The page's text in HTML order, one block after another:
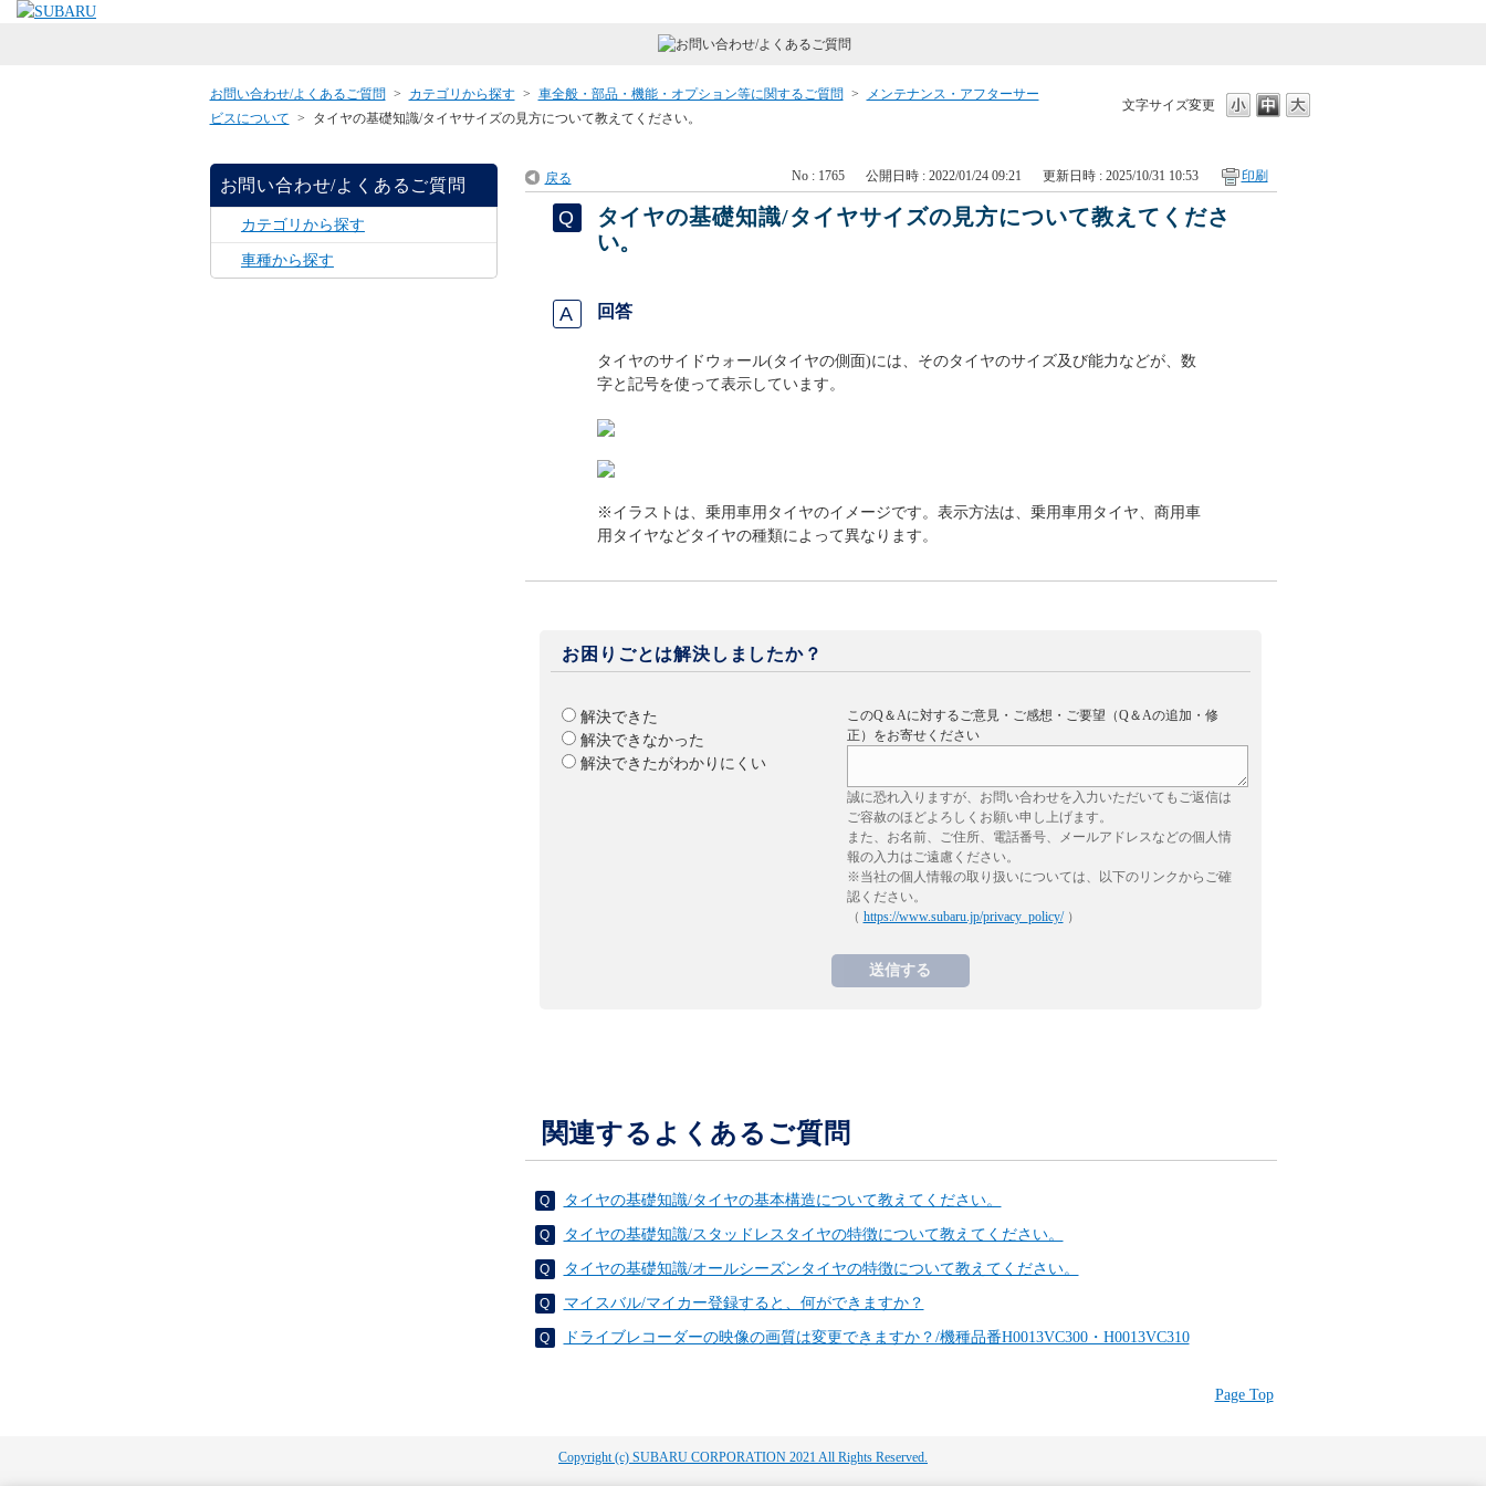
文字サイズ変更
お問い合わせ/よくあるご質問 > カテゴリから探す > 車全般・部品・機能・オプション等に関するご質問 >
メンテナンス・アフターサー
ビスについて > タイヤの基礎知識/タイヤサイズの見方について教えてください。
お問い合わせ/よくあるご質問
カテゴリから探す
車種から探す
戻る No : 1765 公開日時 : 2022/01/24 09:21 更新日時 : 2025/10/31 10:53 印刷
タイヤの基礎知識/タイヤサイズの見方について教えてくださ
い。
回答
タイヤのサイドウォール(タイヤの側面)には、そのタイヤのサイズ及び能力などが、数
字と記号を使って表示しています。
※イラストは、乗用車用タイヤのイメージです。表示方法は、乗用車用タイヤ、商用車
用タイヤなどタイヤの種類によって異なります。
お困りごとは解決しましたか？
解決できた
解決できなかった
解決できたがわかりにくい
このQ＆Aに対するご意見・ご感想・ご要望（Q＆Aの追加・修
正）をお寄せください
誠に恐れ入りますが、お問い合わせを入力いただいてもご返信は
ご容赦のほどよろしくお願い申し上げます。
また、お名前、ご住所、電話番号、メールアドレスなどの個人情
報の入力はご遠慮ください。
※当社の個人情報の取り扱いについては、以下のリンクからご確
認ください。
（ https://www.subaru.jp/privacy_policy/）
関連するよくあるご質問
タイヤの基礎知識/タイヤの基本構造について教えてください。
タイヤの基礎知識/スタッドレスタイヤの特徴について教えてください。
タイヤの基礎知識/オールシーズンタイヤの特徴について教えてください。
マイスバル/マイカー登録すると、何ができますか？
ドライブレコーダーの映像の画質は変更できますか？/機種品番H0013VC300・H0013VC310
Page Top
Copyright (c) SUBARU CORPORATION 2021 All Rights Reserved.